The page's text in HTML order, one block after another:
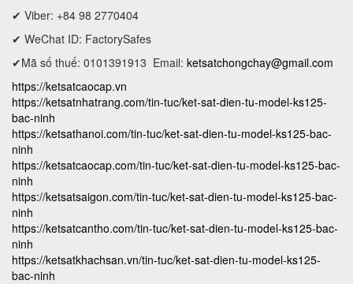
✔ Viber: +84 98 2770404
✔ WeChat ID: FactorySafes
✔Mã số thuế: 0101391913 Email: ketsatchongchay@gmail.com
https://ketsatcaocap.vn
https://ketsatnhatrang.com/tin-tuc/ket-sat-dien-tu-model-ks125-
bac-ninh
https://ketsathanoi.com/tin-tuc/ket-sat-dien-tu-model-ks125-bac-
ninh
https://ketsatcaocap.com/tin-tuc/ket-sat-dien-tu-model-ks125-bac-
ninh
https://ketsatsaigon.com/tin-tuc/ket-sat-dien-tu-model-ks125-bac-
ninh
https://ketsatcantho.com/tin-tuc/ket-sat-dien-tu-model-ks125-bac-
ninh
https://ketsatkhachsan.vn/tin-tuc/ket-sat-dien-tu-model-ks125-
bac-ninh